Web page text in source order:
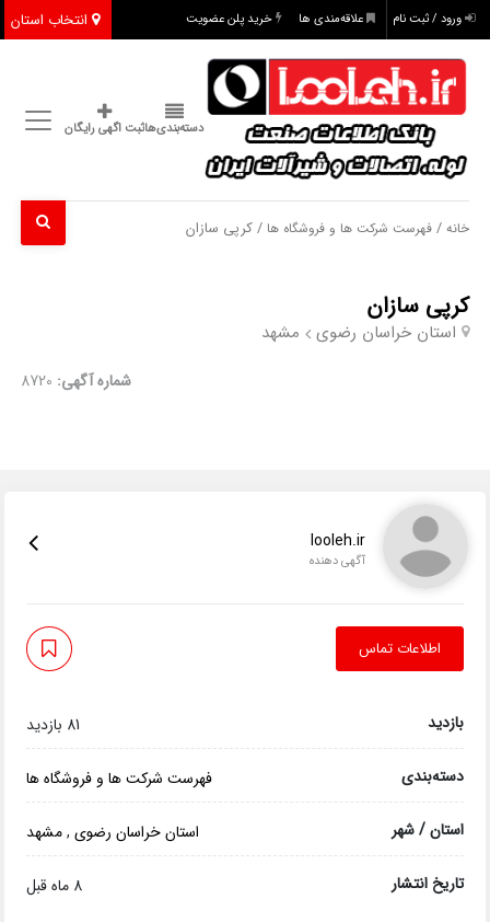
انتخاب استان ورود / ثبت نام علاقه‌مندی ها خرید پلن عضویت
دسته‌بندی‌هاثبت اگهی رایگان
خانه /فهرست شرکت ها و فروشگاه ها / کرپی سازان
کرپی سازان
استان خراسان رضوی مشهد
شماره آگهی: 8720
looleh.ir
آگهی دهنده
اطلاعات تماس
بازدید 81 بازدید
دسته‌بندی فهرست شرکت ها و فروشگاه ها
استان / شهر استان خراسان رضوی,مشهد
تاریخ انتشار 8 ماه قبل